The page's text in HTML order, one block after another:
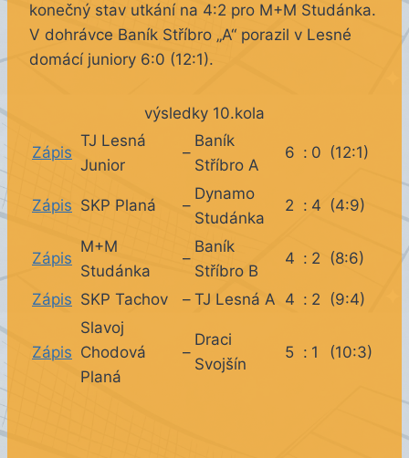
konečný stav utkání na 4:2 pro M+M Studánka.
V dohrávce Baník Stříbro „A“ porazil v Lesné
domácí juniory 6:0 (12:1).
výsledky 10.kola
Zápis
TJ Lesná
Junior
–
Baník
Stříbro A
6 : 0 (12:1)
Zápis SKP Planá –
Dynamo
Studánka
2 : 4 (4:9)
Zápis
M+M
Studánka
–
Baník
Stříbro B
4 : 2 (8:6)
Zápis SKP Tachov – TJ Lesná A 4 : 2 (9:4)
Zápis
Slavoj
Chodová
Planá
–
Draci
Svojšín
5 : 1 (10:3)